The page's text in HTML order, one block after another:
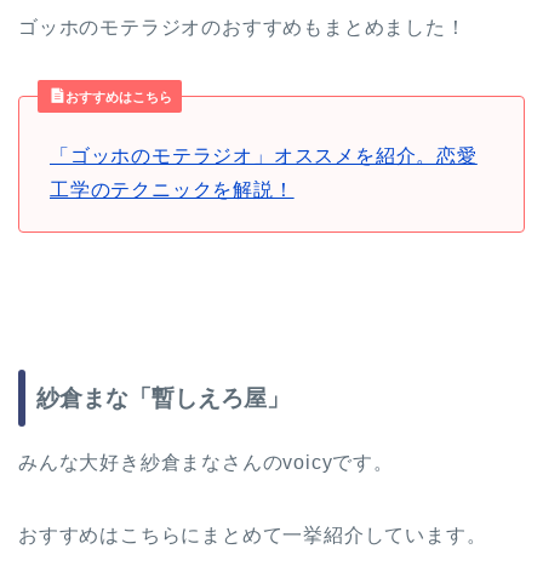
ゴッホのモテラジオのおすすめもまとめました！
おすすめはこちら
「ゴッホのモテラジオ」オススメを紹介。恋愛
工学のテクニックを解説！
紗倉まな「暫しえろ屋」
みんな大好き紗倉まなさんのvoicyです。
おすすめはこちらにまとめて一挙紹介しています。